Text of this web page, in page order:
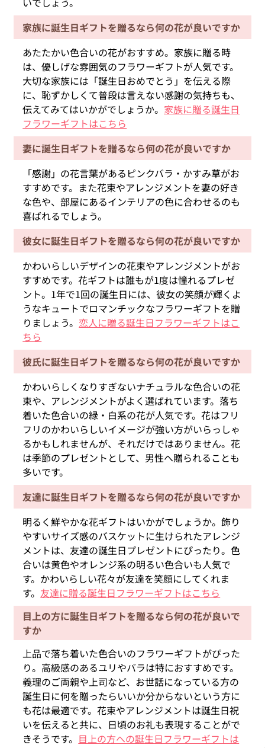
家族に誕生日ギフトを贈るなら何の花が良いですか
あたたかい色合いの花がおすすめ。家族に贈る時
は、優しげな雰囲気のフラワーギフトが人気です。
大切な家族には「誕生日おめでとう」を伝える際
に、恥ずかしくて普段は言えない感謝の気持ちも、
伝えてみてはいかがでしょうか。 家族に贈る誕生日
フラワーギフトはこちら
妻に誕生日ギフトを贈るなら何の花が良いですか
「感謝」の花言葉があるピンクバラ・かすみ草がお
すすめです。また花束やアレンジメントを妻の好き
な色や、部屋にあるインテリアの色に合わせるのも
喜ばれるでしょう。
彼女に誕生日ギフトを贈るなら何の花が良いですか
かわいらしいデザインの花束やアレンジメントがお
すすめです。花ギフトは誰もが1度は憧れるプレゼ
ント。1年で1回の誕生日には、彼女の笑顔が輝くよ
うなキュートでロマンチックなフラワーギフトを贈
りましょう。 恋人に贈る誕生日フラワーギフトはこ
ちら
彼氏に誕生日ギフトを贈るなら何の花が良いですか
かわいらしくなりすぎないナチュラルな色合いの花
束や、アレンジメントがよく選ばれています。落ち
着いた色合いの緑・白系の花が人気です。花はフリ
フリのかわいらしいイメージが強い方がいらっしゃ
るかもしれませんが、それだけではありません。花
は季節のプレゼントとして、男性へ贈られることも
多いです。
友達に誕生日ギフトを贈るなら何の花が良いですか
明るく鮮やかな花ギフトはいかがでしょうか。飾り
やすいサイズ感のバスケットに生けられたアレンジ
メントは、友達の誕生日プレゼントにぴったり。色
合いは黄色やオレンジ系の明るい色合いも人気で
す。かわいらしい花々が友達を笑顔にしてくれま
す。 友達に贈る誕生日フラワーギフトはこちら
目上の方に誕生日ギフトを贈るなら何の花が良いで
すか
上品で落ち着いた色合いのフラワーギフトがぴった
り。高級感のあるユリやバラは特におすすめです。
義理のご両親や上司など、お世話になっている方の
誕生日に何を贈ったらいいか分からないという方に
も花は最適です。花束やアレンジメントは誕生日祝
いを伝えると共に、日頃のお礼も表現することがで
きそうです。 目上の方への誕生日フラワーギフトは